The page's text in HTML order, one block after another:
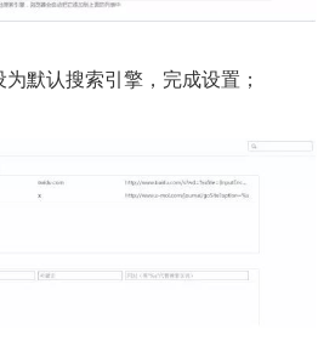
默认搜索引擎，完成设置；